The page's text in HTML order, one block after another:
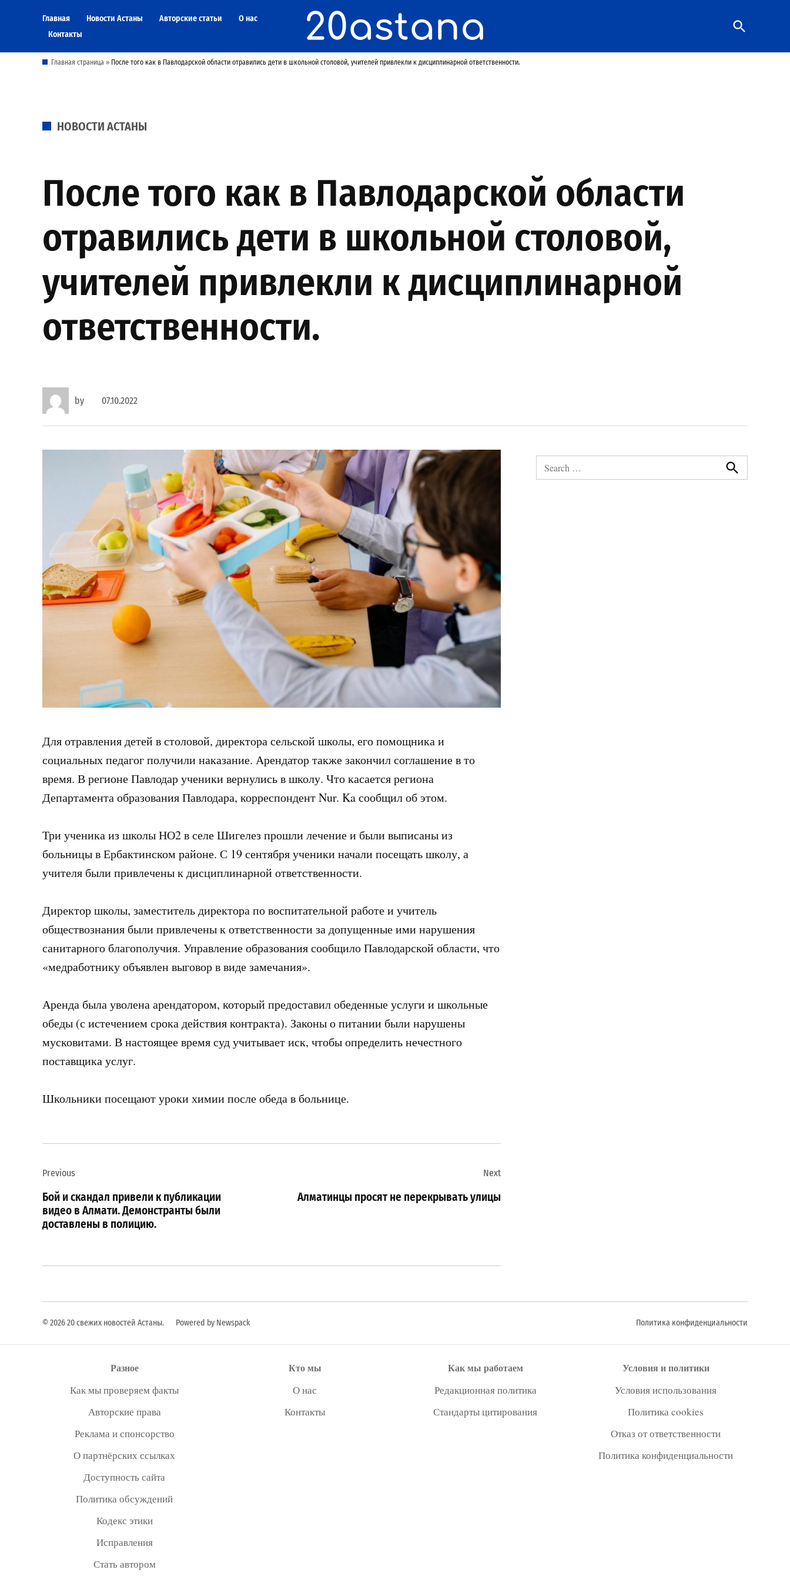
Главная Новости Астаны Авторские статьи
О нас
Контакты
Open
Search
Главная страница » После того как в Павлодарской области отравились дети в школьной столовой, учителей привлекли к дисциплинарной ответственности.
POSTED
НОВОСТИ АСТАНЫ
После того как в Павлодарской области
отравились дети в школьной столовой,
учителей привлекли к дисциплинарной
ответственности.
by 07.10.2022
Для отравления детей в столовой, директора сельской школы, его помощника и
социальных педагог получили наказание. Арендатор также закончил соглашение в то
время. В регионе Павлодар ученики вернулись в школу. Что касается региона
Департамента образования Павлодара, корреспондент Nur. Ka сообщил об этом.
Три ученика из школы НО2 в селе Шигелез прошли лечение и были выписаны из
больницы в Ербактинском районе. С 19 сентября ученики начали посещать школу, а
учителя были привлечены к дисциплинарной ответственности.
Директор школы, заместитель директора по воспитательной работе и учитель
обществознания были привлечены к ответственности за допущенные ими нарушения
санитарного благополучия. Управление образования сообщило Павлодарской области, что
«медработнику объявлен выговор в виде замечания».
Аренда была уволена арендатором, который предоставил обеденные услуги и школьные
обеды (с истечением срока действия контракта). Законы о питании были нарушены
мусковитами. В настоящее время суд учитывает иск, чтобы определить нечестного
поставщика услуг.
Школьники посещают уроки химии после обеда в больнице.
по
записям
Previous
Бой и скандал привели к публикации
видео в Алмати. Демонстранты были
доставлены в полицию.
Next
Алматинцы просят не перекрывать улицы
Search
for:
Search
© 2026 20 свежих новостей Астаны. Powered by Newspack Политика конфиденциальности
Разное
Как мы проверяем факты
Авторские права
Реклама и спонсорство
О партнёрских ссылках
Доступность сайта
Политика обсуждений
Кодекс этики
Исправления
Стать автором
Кто мы
О нас
Контакты
Как мы работаем
Редакционная политика
Стандарты цитирования
Условия и политики
Условия использования
Политика cookies
Отказ от ответственности
Политика конфиденциальности